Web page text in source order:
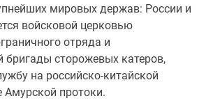
мировых держав: России и
войсковой церковью
отряда и
бригады сторожевых катеров,
на российско-китайской
Амурской протоки.